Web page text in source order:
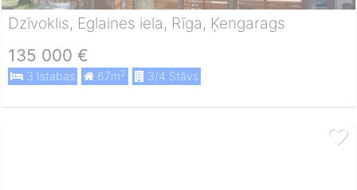
Dzīvoklis, Eglaines iela, Rīga, Ķengarags
135 000 €
3 Istabas 67m2 3/4 Stāvs